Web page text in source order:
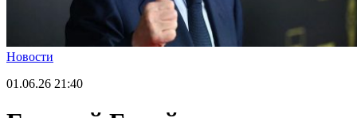
Новости
01.06.26 21:40